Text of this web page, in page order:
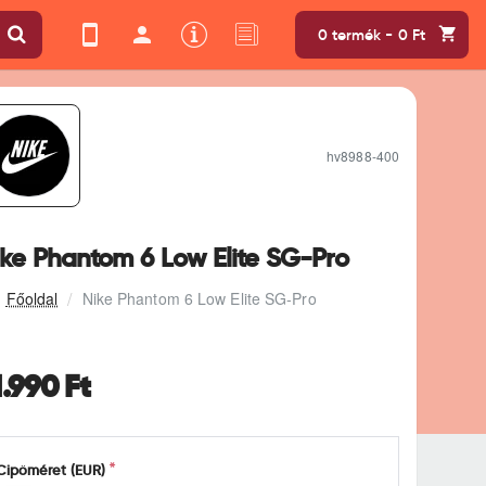
0 termék - 0 Ft
Nike Phantom 6 Low Elite SG-Pro
Phantom 6 Low Elite SG-Pro
hv8988-400
Ft
(EUR)